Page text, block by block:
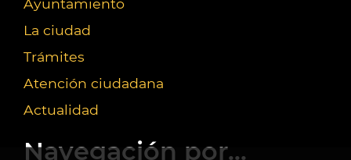
Ayuntamiento
La ciudad
Trámites
Atención ciudadana
Actualidad
Navegación por...